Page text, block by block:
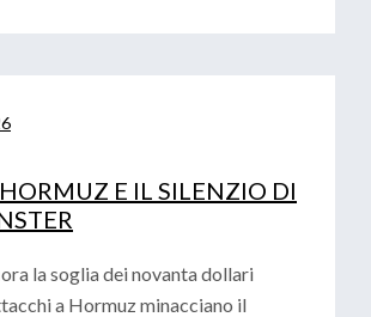
HORMUZ E IL SILENZIO DI
la soglia dei novanta dollari
a Hormuz minacciano il